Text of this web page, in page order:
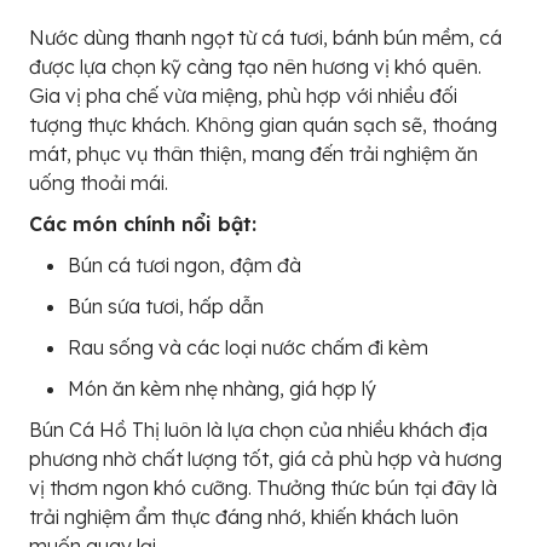
Nước dùng thanh ngọt từ cá tươi, bánh bún mềm, cá
được lựa chọn kỹ càng tạo nên hương vị khó quên.
Gia vị pha chế vừa miệng, phù hợp với nhiều đối
tượng thực khách. Không gian quán sạch sẽ, thoáng
mát, phục vụ thân thiện, mang đến trải nghiệm ăn
uống thoải mái.
Các món chính nổi bật:
Bún cá tươi ngon, đậm đà
Bún sứa tươi, hấp dẫn
Rau sống và các loại nước chấm đi kèm
Món ăn kèm nhẹ nhàng, giá hợp lý
Bún Cá Hồ Thị luôn là lựa chọn của nhiều khách địa
phương nhờ chất lượng tốt, giá cả phù hợp và hương
vị thơm ngon khó cưỡng. Thưởng thức bún tại đây là
trải nghiệm ẩm thực đáng nhớ, khiến khách luôn